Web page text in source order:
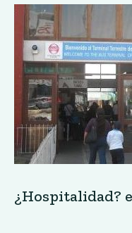
¿Hospitalidad?